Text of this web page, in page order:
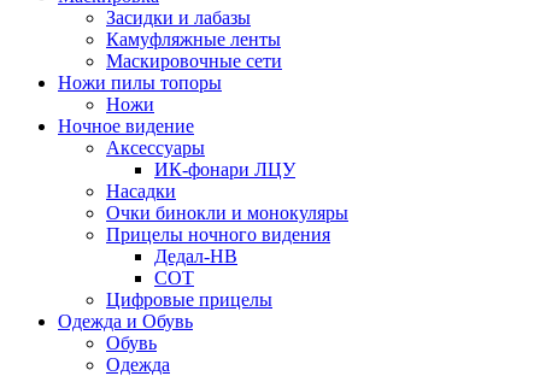
Засидки и лабазы
Камуфляжные ленты
Маскировочные сети
Ножи пилы топоры
Ножи
Ночное видение
Аксессуары
ИК-фонари ЛЦУ
Насадки
Очки бинокли и монокуляры
Прицелы ночного видения
Дедал-НВ
СОТ
Цифровые прицелы
Одежда и Обувь
Обувь
Одежда